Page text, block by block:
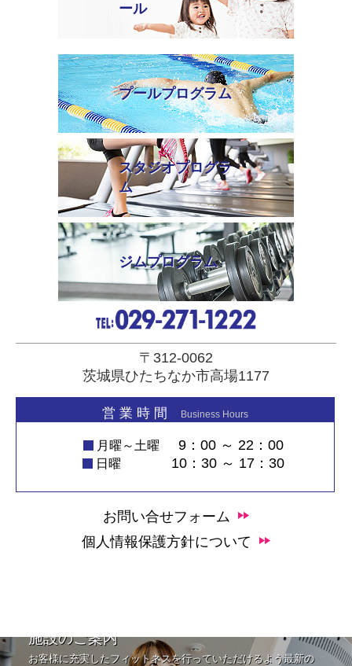
ール
プールプログラム
スタジオプログラ
ム
ジムプログラム
〒312-0062
茨城県ひたちなか市高場1177
営 業 時 間 Business Hours
月曜～土曜 9：00 ～ 22：00
日曜 10：30 ～ 17：30
お問い合せフォーム
個人情報保護方針について
施設のご案内
お客様に充実したフィットネスを行っていただけるよう最新の